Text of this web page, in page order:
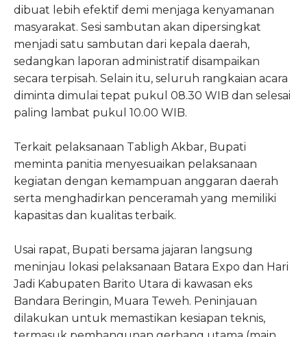
dibuat lebih efektif demi menjaga kenyamanan
masyarakat. Sesi sambutan akan dipersingkat
menjadi satu sambutan dari kepala daerah,
sedangkan laporan administratif disampaikan
secara terpisah. Selain itu, seluruh rangkaian acara
diminta dimulai tepat pukul 08.30 WIB dan selesai
paling lambat pukul 10.00 WIB.
Terkait pelaksanaan Tabligh Akbar, Bupati
meminta panitia menyesuaikan pelaksanaan
kegiatan dengan kemampuan anggaran daerah
serta menghadirkan penceramah yang memiliki
kapasitas dan kualitas terbaik.
Usai rapat, Bupati bersama jajaran langsung
meninjau lokasi pelaksanaan Batara Expo dan Hari
Jadi Kabupaten Barito Utara di kawasan eks
Bandara Beringin, Muara Teweh. Peninjauan
dilakukan untuk memastikan kesiapan teknis,